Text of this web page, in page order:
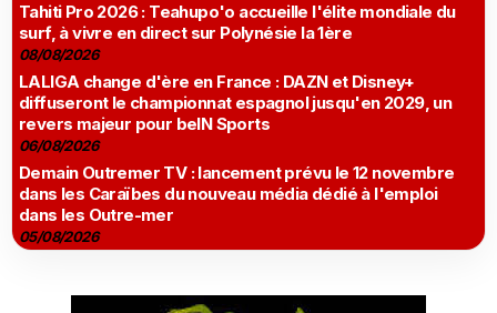
Tahiti Pro 2026 : Teahupo'o accueille l'élite mondiale du
surf, à vivre en direct sur Polynésie la 1ère
08/08/2026
LALIGA change d'ère en France : DAZN et Disney+
diffuseront le championnat espagnol jusqu'en 2029, un
revers majeur pour beIN Sports
06/08/2026
Demain Outremer TV : lancement prévu le 12 novembre
dans les Caraïbes du nouveau média dédié à l'emploi
dans les Outre-mer
05/08/2026